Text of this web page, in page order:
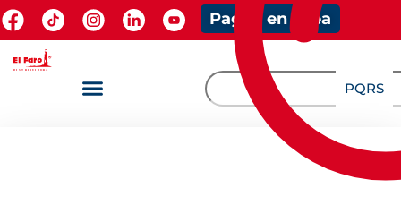
Pagos en línea
PQRS